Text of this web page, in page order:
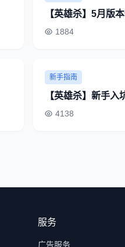
【英雄杀】5月版
1884
新手指南
【英雄杀】新手
4138
服务
广告服务